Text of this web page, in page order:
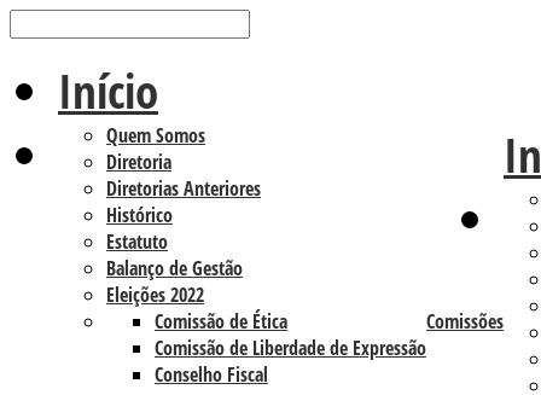
Início
Quem Somos
Diretoria
Diretorias Anteriores
Histórico
Estatuto
Balanço de Gestão
Eleições 2022
Comissões
Comissão de Ética
Comissão de Liberdade de Expressão
Conselho Fiscal